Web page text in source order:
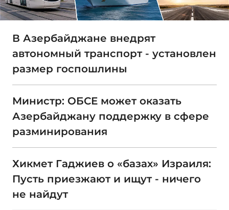
В Азербайджане внедрят
автономный транспорт - установлен
размер госпошлины
Министр: ОБСЕ может оказать
Азербайджану поддержку в сфере
разминирования
Хикмет Гаджиев о «базах» Израиля:
Пусть приезжают и ищут - ничего
не найдут